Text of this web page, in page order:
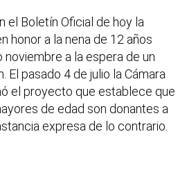
el Boletín Oficial de hoy la
honor a la nena de 12 años
a la espera de un
El pasado 4 de julio la Cámara
el proyecto que establece que
de edad son donantes a
expresa de lo contrario.